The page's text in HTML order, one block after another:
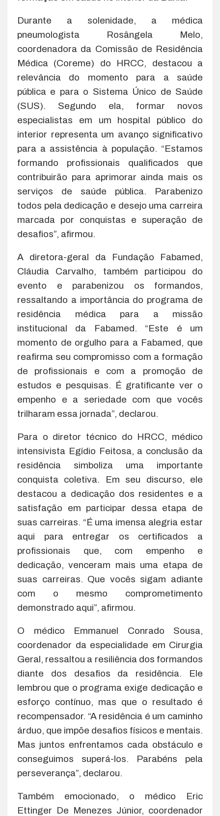
Durante a solenidade, a médica
pneumologista Rosângela Melo,
coordenadora da Comissão de Residência
Médica (Coreme) do HRCC, destacou a
relevância do momento para a saúde
pública e para o Sistema Único de Saúde
(SUS). Segundo ela, formar novos
especialistas em um hospital público do
interior representa um avanço significativo
para a assistência à população. “Estamos
formando profissionais qualificados que
contribuirão para aprimorar ainda mais os
serviços de saúde pública. Parabenizo
todos pela dedicação e desejo uma carreira
marcada por conquistas e superação de
desafios”, afirmou.
A diretora-geral da Fundação Fabamed,
Cláudia Carvalho, também participou do
evento e parabenizou os formandos,
ressaltando a importância do programa de
residência médica para a missão
institucional da Fabamed. “Este é um
momento de orgulho para a Fabamed, que
reafirma seu compromisso com a formação
de profissionais e com a promoção de
estudos e pesquisas. É gratificante ver o
empenho e a seriedade com que vocês
trilharam essa jornada”, declarou.
Para o diretor técnico do HRCC, médico
intensivista Egídio Feitosa, a conclusão da
residência simboliza uma importante
conquista coletiva. Em seu discurso, ele
destacou a dedicação dos residentes e a
satisfação em participar dessa etapa de
suas carreiras. “É uma imensa alegria estar
aqui para entregar os certificados a
profissionais que, com empenho e
dedicação, venceram mais uma etapa de
suas carreiras. Que vocês sigam adiante
com o mesmo comprometimento
demonstrado aqui”, afirmou.
O médico Emmanuel Conrado Sousa,
coordenador da especialidade em Cirurgia
Geral, ressaltou a resiliência dos formandos
diante dos desafios da residência. Ele
lembrou que o programa exige dedicação e
esforço contínuo, mas que o resultado é
recompensador. “A residência é um caminho
árduo, que impõe desafios físicos e mentais.
Mas juntos enfrentamos cada obstáculo e
conseguimos superá-los. Parabéns pela
perseverança”, declarou.
Também emocionado, o médico Eric
Ettinger De Menezes Júnior, coordenador